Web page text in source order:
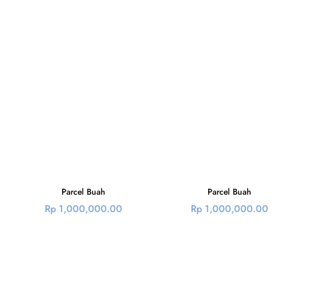
Parcel Buah
Rp 1,000,000.00
Parcel Buah
Rp1,000,000.00